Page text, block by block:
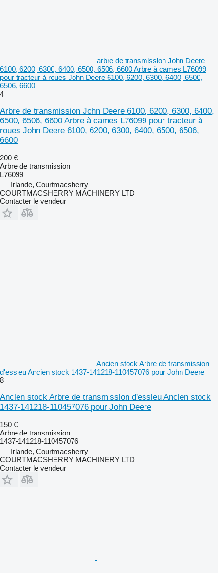
arbre de transmission John Deere
6100, 6200, 6300, 6400, 6500, 6506, 6600 Arbre à cames L76099
pour tracteur à roues John Deere 6100, 6200, 6300, 6400, 6500,
6506, 6600
4
Arbre de transmission John Deere 6100, 6200, 6300, 6400,
6500, 6506, 6600 Arbre à cames L76099 pour tracteur à
roues John Deere 6100, 6200, 6300, 6400, 6500, 6506,
6600
200 €
Arbre de transmission
L76099
Irlande, Courtmacsherry
COURTMACSHERRY MACHINERY LTD
Contacter le vendeur
Ancien stock Arbre de transmission
d'essieu Ancien stock 1437-141218-110457076 pour John Deere
8
Ancien stock Arbre de transmission d'essieu Ancien stock
1437-141218-110457076 pour John Deere
150 €
Arbre de transmission
1437-141218-110457076
Irlande, Courtmacsherry
COURTMACSHERRY MACHINERY LTD
Contacter le vendeur